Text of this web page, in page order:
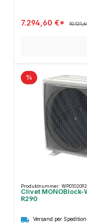
7.294,60 €*
%
Produktnummer: WP0102092
Clivet MONOBlock-
R290
Versand per Spedition